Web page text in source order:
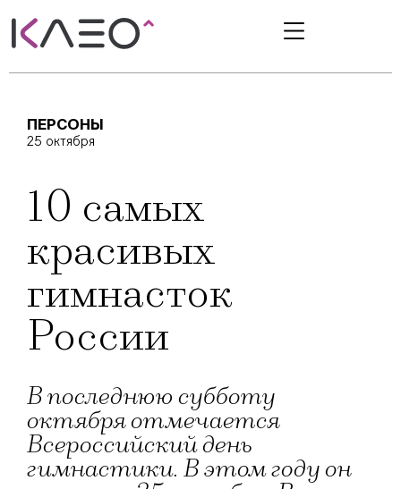
ПЕРСОНЫ
25 октября
10 самых
красивых
гимнасток
России
В последнюю субботу
октября отмечается
Всероссийский день
гимнастики. В этом году он